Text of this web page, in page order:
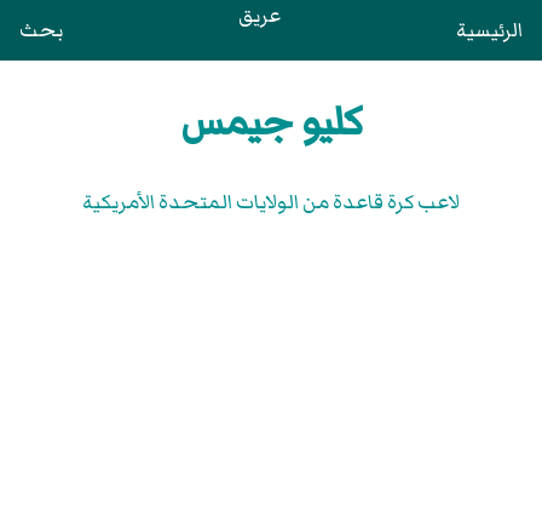
الرئيسية عريق بحث
كليو جيمس
لاعب كرة قاعدة من الولايات المتحدة الأمريكية